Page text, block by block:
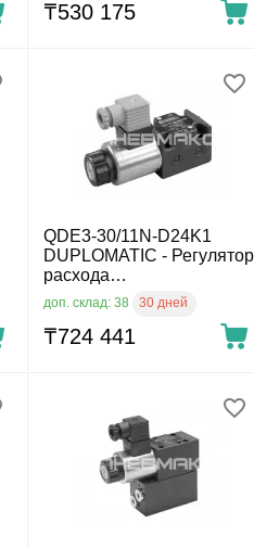
₸530 175
QDE3-30/11N-D24K1
DUPLOMATIC - Регулятор
расхода
пропорциональный
CETOP
доп. склад: 38 30 дней
₸724 441